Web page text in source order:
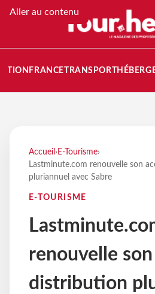
Aller au contenu
FRANCETRANSPORT
Accueil › E-Tourisme›
Lastminute.com renouvelle son
pluriannuel avec Sabre
E-TOURISME
renouvelle
distribution